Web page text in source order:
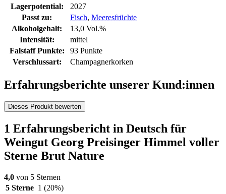
Lagerpotential:
2027
Passt zu:
Fisch, Meeresfrüchte
Alkoholgehalt:
13,0 Vol.%
Intensität:
mittel
Falstaff Punkte:
93 Punkte
Verschlussart:
Champagnerkorken
Erfahrungsberichte unserer Kund:innen
Dieses Produkt bewerten
1 Erfahrungsbericht in Deutsch für
Weingut Georg Preisinger Himmel voller
Sterne Brut Nature
4,0 von 5 Sternen
5 Sterne 1 (20%)